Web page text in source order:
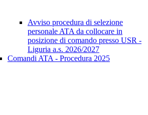
Avviso procedura di selezione
personale ATA da collocare in
posizione di comando presso USR -
Liguria a.s. 2026/2027
Comandi ATA - Procedura 2025